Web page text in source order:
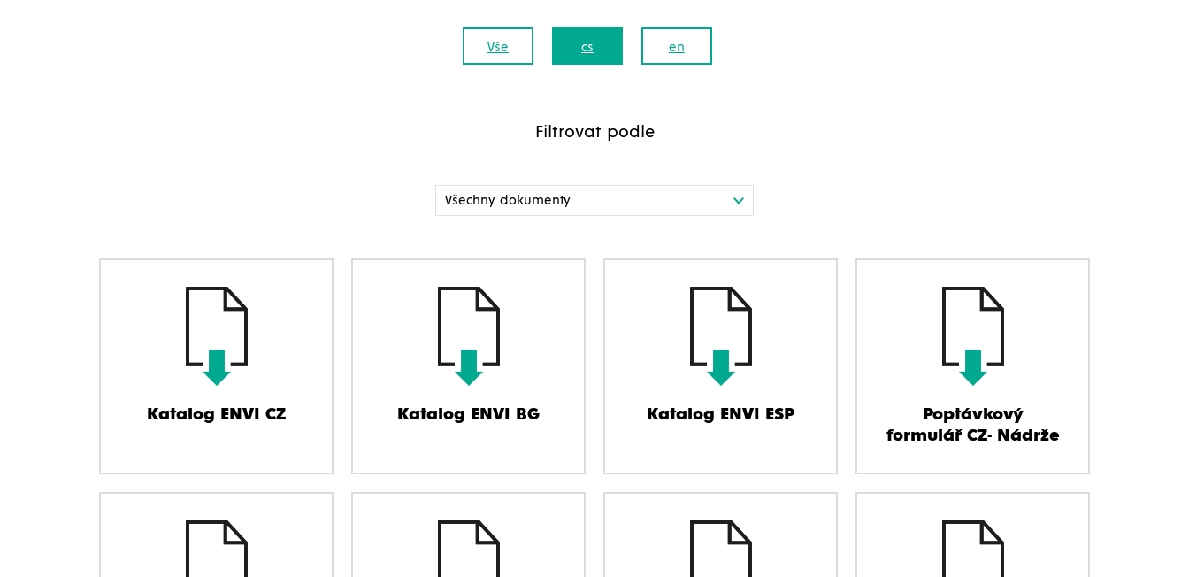
Vše cs en
Filtrovat podle
Katalog ENVI CZ Katalog ENVI BG Katalog ENVI ESP
Poptávkový
formulář CZ- Nádrže